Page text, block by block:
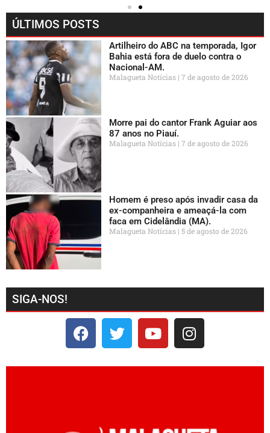
ÚLTIMOS POSTS
Artilheiro do ABC na temporada, Igor
Bahia está fora de duelo contra o
Nacional-AM.
Malagueta Notícias 7 de agosto de 2026
Morre pai do cantor Frank Aguiar aos
87 anos no Piauí.
Malagueta Notícias 7 de agosto de 2026
Homem é preso após invadir casa da
ex-companheira e ameaçá-la com
faca em Cidelândia (MA).
Malagueta Notícias 5 de agosto de 2026
SIGA-NOS!